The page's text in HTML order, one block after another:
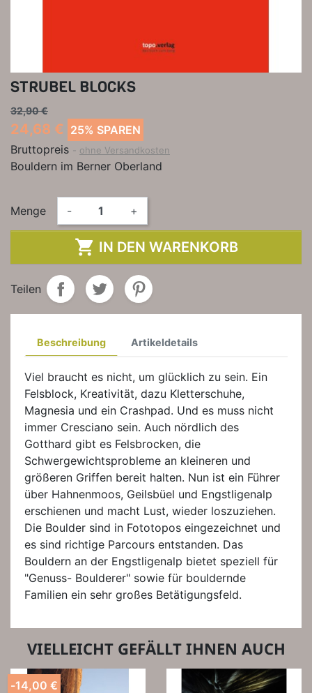
STRUBEL BLOCKS
32,90 €
24,68 € 25% SPAREN
Bruttopreis
ohne Versandkosten
Bouldern im Berner Oberland
Menge - +
 IN DEN WARENKORB
Teilen
Beschreibung Artikeldetails
Viel braucht es nicht, um glücklich zu sein. Ein
Felsblock, Kreativität, dazu Kletterschuhe,
Magnesia und ein Crashpad. Und es muss nicht
immer Cresciano sein. Auch nördlich des
Gotthard gibt es Felsbrocken, die
Schwergewichtsprobleme an kleineren und
größeren Griffen bereit halten. Nun ist ein Führer
über Hahnenmoos, Geilsbüel und Engstligenalp
erschienen und macht Lust, wieder loszuziehen.
Die Boulder sind in Fototopos eingezeichnet und
es sind richtige Parcours entstanden. Das
Bouldern an der Engstligenalp bietet speziell für
"Genuss- Boulderer" sowie für bouldernde
Familien ein sehr großes Betätigungsfeld.
VIELLEICHT GEFÄLLT IHNEN AUCH
-14,00 €